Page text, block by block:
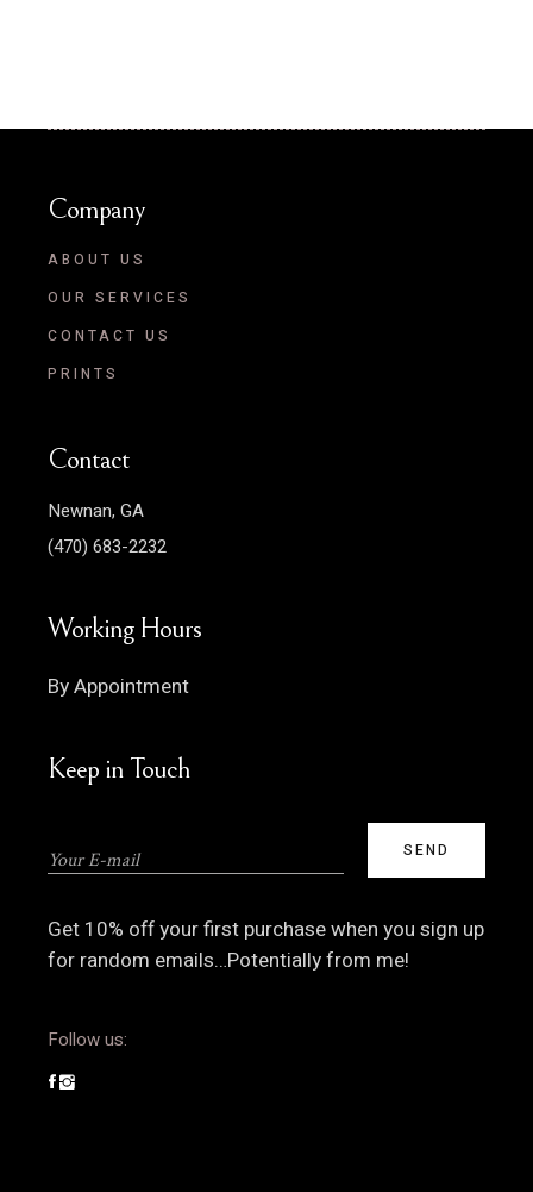
Company
ABOUT US
OUR SERVICES
CONTACT US
PRINTS
Contact
Newnan, GA
(470) 683-2232
Working Hours
By Appointment
Keep in Touch
Get 10% off your first purchase when you sign up
for random emails…Potentially from me!
Follow us: